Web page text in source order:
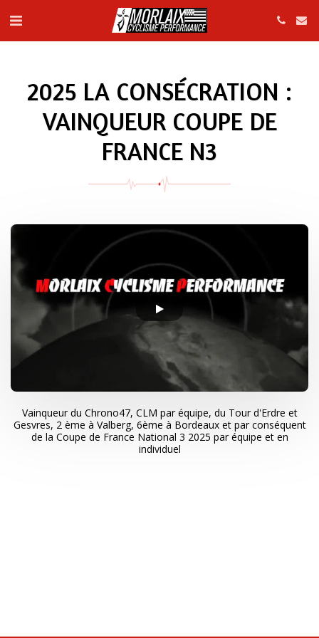
2025 LA CONSÉCRATION :
VAINQUEUR COUPE DE
FRANCE N3
Vainqueur du Chrono47, CLM par équipe, du Tour d'Erdre et
Gesvres, 2 ème à Valberg, 6ème à Bordeaux et par conséquent
de la Coupe de France National 3 2025 par équipe et en
individuel